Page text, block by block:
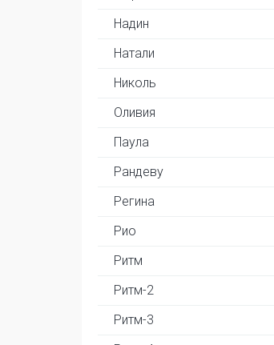
Надин
Натали
Николь
Оливия
Паула
Рандеву
Регина
Рио
Ритм
Ритм-2
Ритм-3